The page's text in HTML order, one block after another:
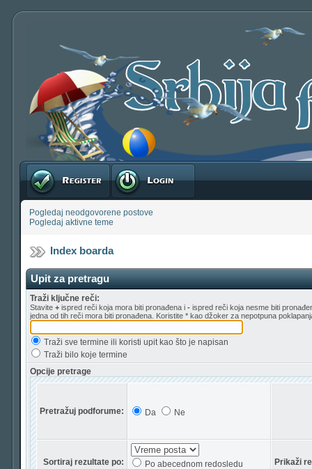
Registruj se Prijavite se
Pogledaj neodgovorene postove
Pogledaj aktivne teme
Index boarda
Upit za pretragu
Traži ključne reči:
Stavite + ispred reči koja mora biti pronađena i - ispred reči koja nesme biti
jedna od tih reči mora biti pronađena. Koristite * kao džoker za nepotpuna
Traži sve termine ili koristi upit kao što je napisan
Traži bilo koje termine
Opcije pretrage
Pretražuj podforume: Da Ne
Sortiraj rezultate po:
Po abecednom redosledu
Prikaži